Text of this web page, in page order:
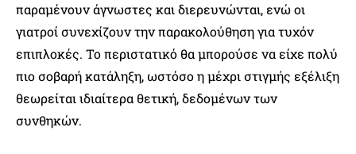
παραμένουν άγνωστες και διερευνώνται, ενώ οι
γιατροί συνεχίζουν την παρακολούθηση για τυχόν
επιπλοκές. Το περιστατικό θα μπορούσε να είχε πολύ
πιο σοβαρή κατάληξη, ωστόσο η μέχρι στιγμής εξέλιξη
θεωρείται ιδιαίτερα θετική, δεδομένων των
συνθηκών.